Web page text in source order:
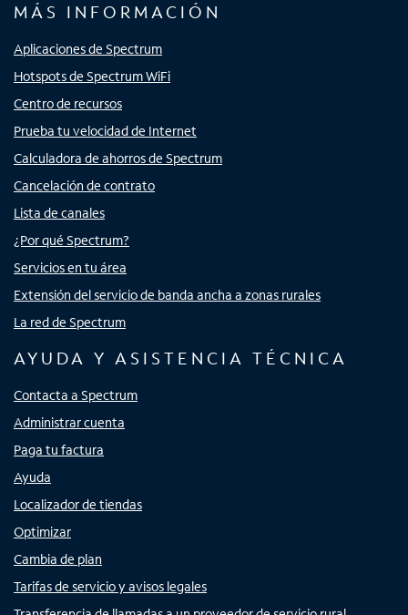
MÁS INFORMACIÓN
Aplicaciones de Spectrum
Hotspots de Spectrum WiFi
Centro de recursos
Prueba tu velocidad de Internet
Calculadora de ahorros de Spectrum
Cancelación de contrato
Lista de canales
¿Por qué Spectrum?
Servicios en tu área
Extensión del servicio de banda ancha a zonas rurales
La red de Spectrum
AYUDA Y ASISTENCIA TÉCNICA
Contacta a Spectrum
Administrar cuenta
Paga tu factura
Ayuda
Localizador de tiendas
Optimizar
Cambia de plan
Tarifas de servicio y avisos legales